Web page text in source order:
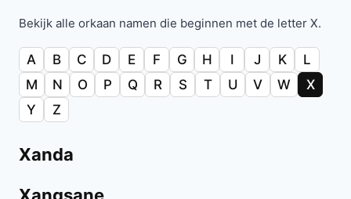
Bekijk alle orkaan namen die beginnen met de letter X.
A B C D E F G H I J K
L
M
N O P Q R S T U V W
X
Y
Z
Xanda